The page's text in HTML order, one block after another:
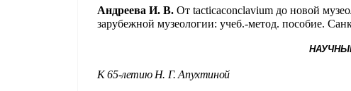
Андреева И. В.Отtacticaconclavium до новой
зарубежной музеологии: учеб.-метод. пособие.
К 65-летию Н. Г. Апухтиной